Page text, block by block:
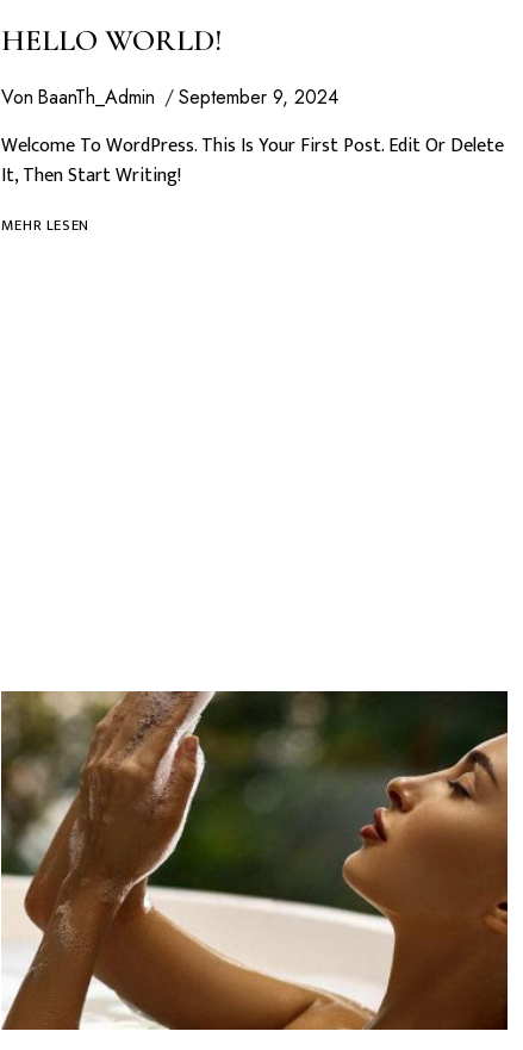
HELLO WORLD!
Von BaanTh_Admin September 9, 2024
Welcome To WordPress. This Is Your First Post. Edit Or Delete
It, Then Start Writing!
MEHR LESEN